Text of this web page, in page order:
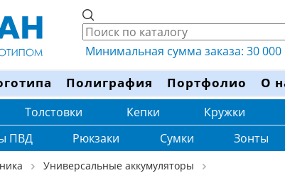
Минимальная сумма заказа: 30 000
Полиграфия Портфолио О
Толстовки Кепки Кружки
ПВД Рюкзаки Сумки Зонты
Универсальные аккумуляторы